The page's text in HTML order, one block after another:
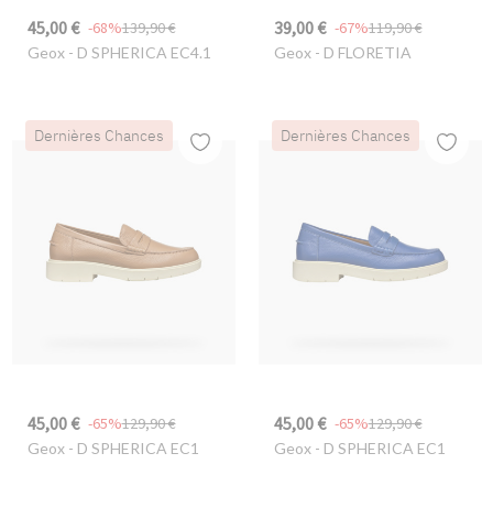
45,00 € 139,90 €
-68%
Geox- D SPHERICA EC4.1
39,00 € 119,90 €
-67%
Geox- D FLORETIA
Dernières Chances
45,00 € 129,90 €
-65%
Geox- D SPHERICA EC1
Dernières Chances
45,00 € 129,90 €
-65%
Geox- D SPHERICA EC1